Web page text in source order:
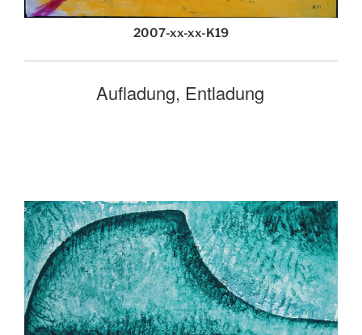
2007-xx-xx-K19
Aufladung, Entladung